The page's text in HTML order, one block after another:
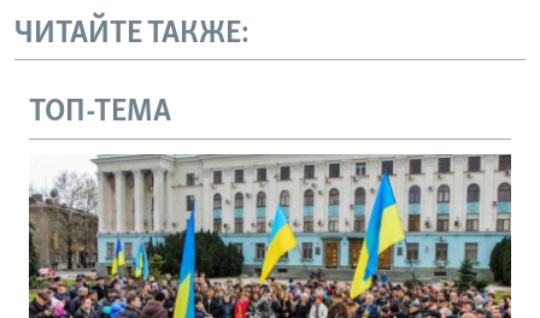
ЧИТАЙТЕ ТАКЖЕ:
ТОП-ТЕМА